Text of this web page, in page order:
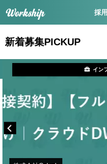
採
新着募集PICKUP
イン